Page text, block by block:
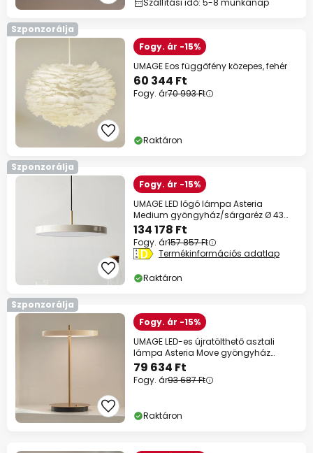
Szállítási idő: 5-8 munkanap
Szponzorálja
Fogy. ár -15%
UMAGE Eos függőfény közepes, fehér
60 344 Ft
Fogy. ár70 993 Ft
Raktáron
Szponzorálja
Fogy. ár -15%
UMAGE LED lógó lámpa Asteria
Medium gyöngyház/sárgaréz Ø 43
cm
134 178 Ft
Fogy. ár157 857 Ft
Termékinformációs adatlap
Raktáron
Szponzorálja
Fogy. ár -15%
UMAGE LED-es újratölthető asztali
lámpa Asteria Move gyöngyház
fehér/réz 31cm
79 634 Ft
Fogy. ár93 687 Ft
Raktáron